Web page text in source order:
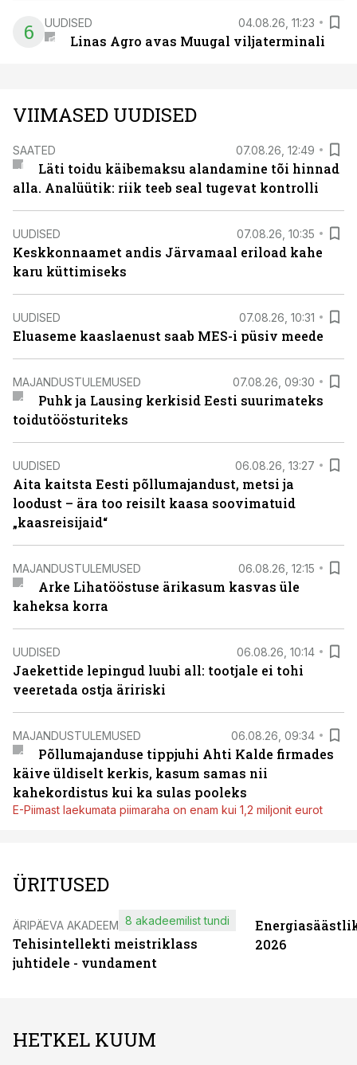
6 UUDISED 04.08.26, 11:23
Linas Agro avas Muugal viljaterminali
VIIMASED UUDISED
SAATED 07.08.26, 12:49
Läti toidu käibemaksu alandamine tõi hinnad
alla. Analüütik: riik teeb seal tugevat kontrolli
UUDISED 07.08.26, 10:35
Keskkonnaamet andis Järvamaal eriload kahe
karu küttimiseks
UUDISED 07.08.26, 10:31
Eluaseme kaaslaenust saab MES-i püsiv meede
MAJANDUSTULEMUSED 07.08.26, 09:30
Puhk ja Lausing kerkisid Eesti suurimateks
toidutöösturiteks
UUDISED 06.08.26, 13:27
Aita kaitsta Eesti põllumajandust, metsi ja
loodust – ära too reisilt kaasa soovimatuid
„kaasreisijaid“
MAJANDUSTULEMUSED 06.08.26, 12:15
Arke Lihatööstuse ärikasum kasvas üle
kaheksa korra
UUDISED 06.08.26, 10:14
Jaekettide lepingud luubi all: tootjale ei tohi
veeretada ostja äririski
MAJANDUSTULEMUSED 06.08.26, 09:34
Põllumajanduse tippjuhi Ahti Kalde firmades
käive üldiselt kerkis, kasum samas nii
kahekordistus kui ka sulas pooleks
E-Piimast laekumata piimaraha on enam kui 1,2 miljonit eurot
ÜRITUSED
ÄRIPÄEVA AKADEEMIA
Tehisintellekti meistriklass
juhtidele - vundament
8 akadeemilist tundi
2026
HETKEL KUUM